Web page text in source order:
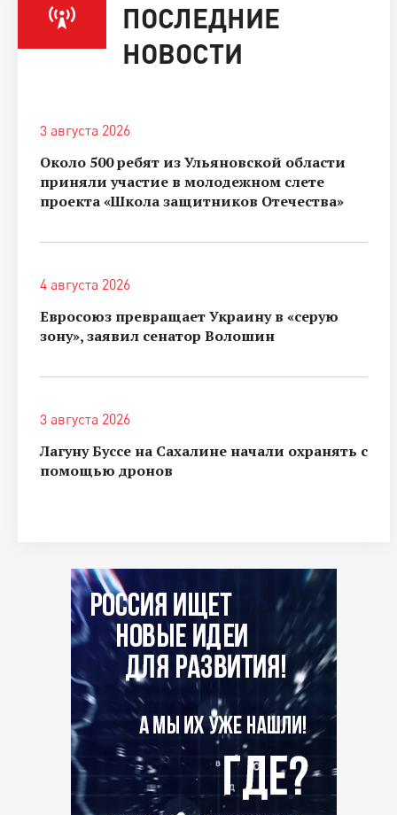
ПОСЛЕДНИЕ
НОВОСТИ
3 августа 2026
Около 500 ребят из Ульяновской области
приняли участие в молодежном слете
проекта «Школа защитников Отечества»
4 августа 2026
Евросоюз превращает Украину в «серую
зону», заявил сенатор Волошин
3 августа 2026
Лагуну Буссе на Сахалине начали охранять с
помощью дронов